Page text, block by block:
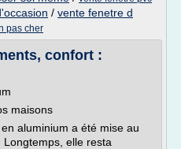
/ vente fenetre d
pas cher
confort :
maisons
aluminium a été mise au
elle resta